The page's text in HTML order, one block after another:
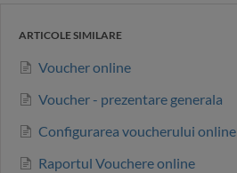
ARTICOLE SIMILARE
Voucher online
Voucher - prezentare generala
Configurarea voucherului online
Raportul Vouchere online